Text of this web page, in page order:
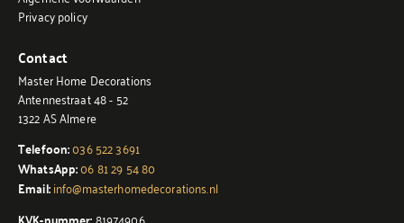
Privacy policy
Contact
Master Home Decorations
Antennestraat 48 - 52
1322 AS Almere
Telefoon:036 522 3691
WhatsApp:06 81 29 54 80
Email:info@masterhomedecorations.nl